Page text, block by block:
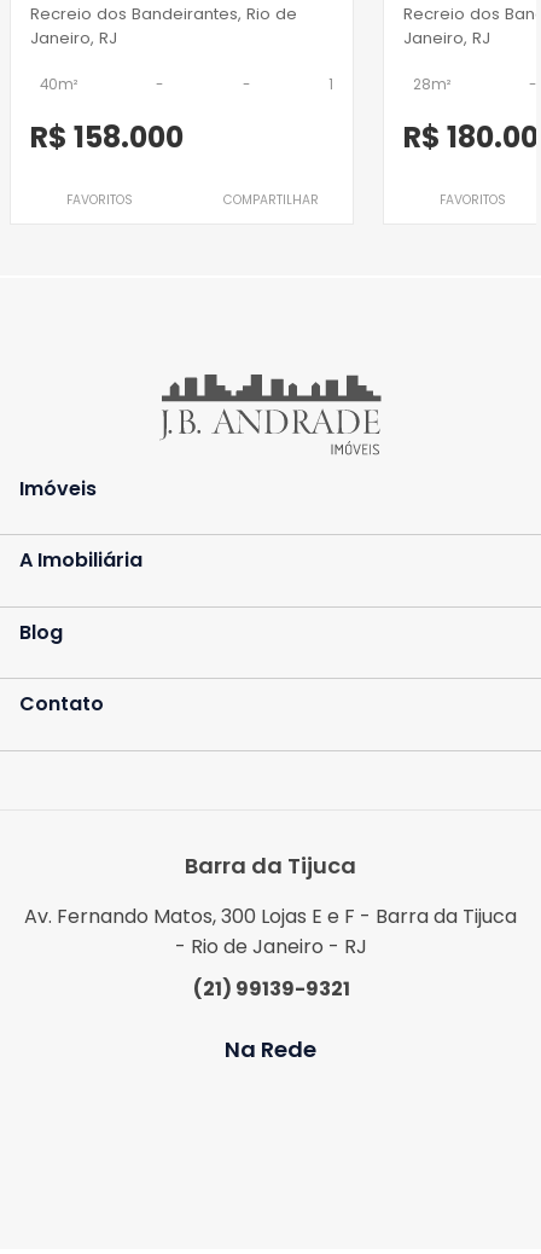
Recreio dos Bandeirantes, Rio de
Janeiro, RJ
40m² - - 1
R$ 158.000
FAVORITOS COMPARTILHAR
Recreio dos
Janeiro, RJ
28m² -
R$
FAVORITOS
Imóveis
A Imobiliária
Blog
Contato
Barra da Tijuca
Av. Fernando Matos, 300 Lojas E e F - Barra da Tijuca
- Rio de Janeiro - RJ
(21) 99139-9321
Na Rede